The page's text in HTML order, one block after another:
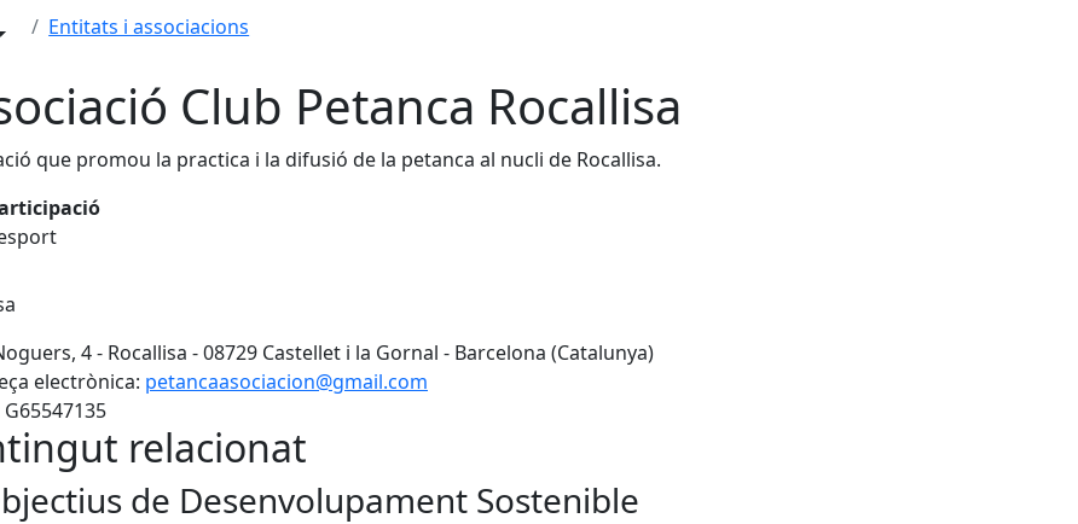
Entitats i associacions
Club Petanca Rocallisa
que promou la practica i la difusió de la petanca al nucli de Rocallisa.
4 - Rocallisa - 08729 Castellet i la Gornal - Barcelona (Catalunya)
electrònica: petancaasociacion@gmail.com
G65547135
relacionat
de Desenvolupament Sostenible